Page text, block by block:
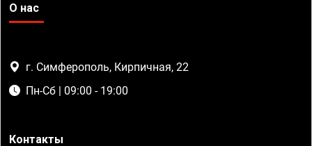
О нас
г. Симферополь, Кирпичная, 22
Пн-Сб | 09:00 - 19:00
Контакты